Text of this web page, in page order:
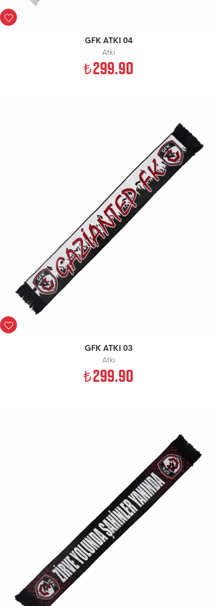
GFK ATKI 04
Atkı
299.90
GFK ATKI 03
Atkı
299.90